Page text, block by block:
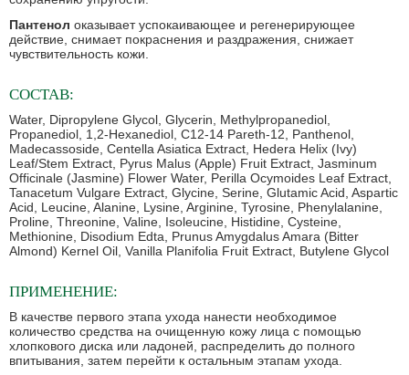
Пантенол оказывает успокаивающее и регенерирующее
действие, снимает покраснения и раздражения, снижает
чувствительность кожи.
СОСТАВ:
Water, Dipropylene Glycol, Glycerin, Methylpropanediol,
Propanediol, 1,2-Hexanediol, C12-14 Pareth-12, Panthenol,
Madecassoside, Centella Asiatica Extract, Hedera Helix (Ivy)
Leaf/Stem Extract, Pyrus Malus (Apple) Fruit Extract, Jasminum
Officinale (Jasmine) Flower Water, Perilla Ocymoides Leaf Extract,
Tanacetum Vulgare Extract, Glycine, Serine, Glutamic Acid, Aspartic
Acid, Leucine, Alanine, Lysine, Arginine, Tyrosine, Phenylalanine,
Proline, Threonine, Valine, Isoleucine, Histidine, Cysteine,
Methionine, Disodium Edta, Prunus Amygdalus Amara (Bitter
Almond) Kernel Oil, Vanilla Planifolia Fruit Extract, Butylene Glycol
ПРИМЕНЕНИЕ:
В качестве первого этапа ухода нанести необходимое
количество средства на очищенную кожу лица с помощью
хлопкового диска или ладоней, распределить до полного
впитывания, затем перейти к остальным этапам ухода.